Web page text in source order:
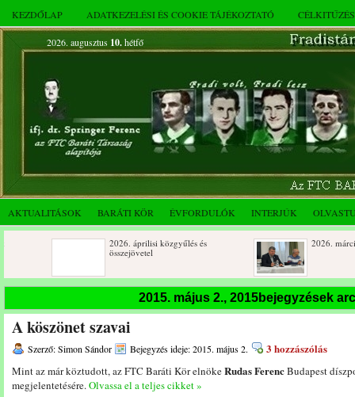
KEZDŐLAP ADATKEZELÉSI ÉS COOKIE TÁJÉKOZTATÓ
2026. augusztus 10.hétfő
AKTUALITÁSOK BARÁTI KÖR ÉVFORDULÓK INTERJÚK
2026. áprilisi közgyűlés és
2026. márciusi összejövetel
Rendkívüli közgyűlés és a 2025.
Dálnoki József 90 éves
2015. május 2., 2015bejegyzések
A köszönet szavai
Szerző: Simon Sándor Bejegyzés ideje: 2015. május 2. 3 hozzászólás
Mint az már köztudott, az FTC Baráti Kör elnökeRudas FerencBudapest
megjelentetésére.Olvassa el a teljes cikket »